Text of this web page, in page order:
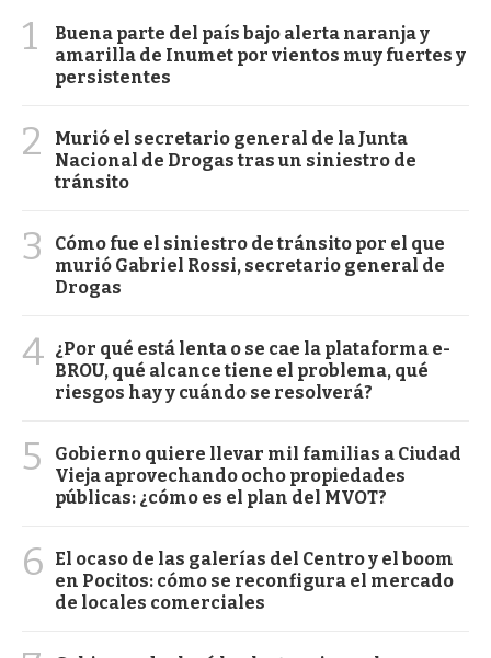
1
Buena parte del país bajo alerta naranja y
amarilla de Inumet por vientos muy fuertes y
persistentes
2
Murió el secretario general de la Junta
Nacional de Drogas tras un siniestro de
tránsito
3
Cómo fue el siniestro de tránsito por el que
murió Gabriel Rossi, secretario general de
Drogas
4 ¿Por qué está lenta o se cae la plataforma e-
BROU, qué alcance tiene el problema, qué
riesgos hay y cuándo se resolverá?
5
Gobierno quiere llevar mil familias a Ciudad
Vieja aprovechando ocho propiedades
públicas: ¿cómo es el plan del MVOT?
6
El ocaso de las galerías del Centro y el boom
en Pocitos: cómo se reconfigura el mercado
de locales comerciales